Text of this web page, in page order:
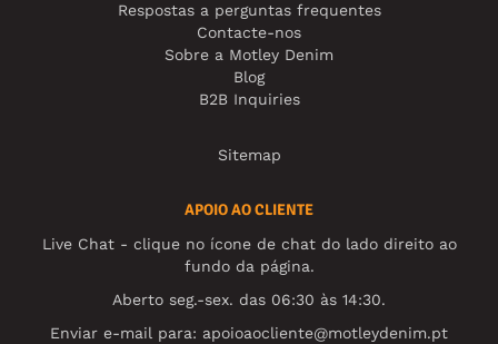
Respostas a perguntas frequentes
Contacte-nos
Sobre a Motley Denim
Blog
B2B Inquiries
Sitemap
APOIO AO CLIENTE
Live Chat - clique no ícone de chat do lado direito ao
fundo da página.
Aberto seg.-sex. das 06:30 às 14:30.
Enviar e-mail para: apoioaocliente@motleydenim.pt